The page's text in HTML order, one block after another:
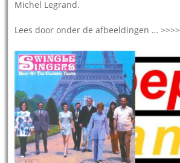
Michel Legrand.
Lees door onder de afbeeldingen … >>>>